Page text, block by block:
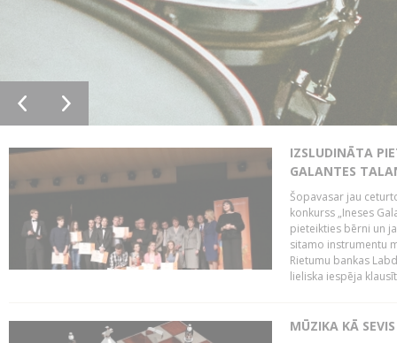
IZSLUDINĀTA
GALANTES
Šopavasar jau
konkurss „Ineses
pieteikties bērni un
sitamo instrumentu
Rietumu bankas
lieliska iespēja
MŪZIKA KĀ